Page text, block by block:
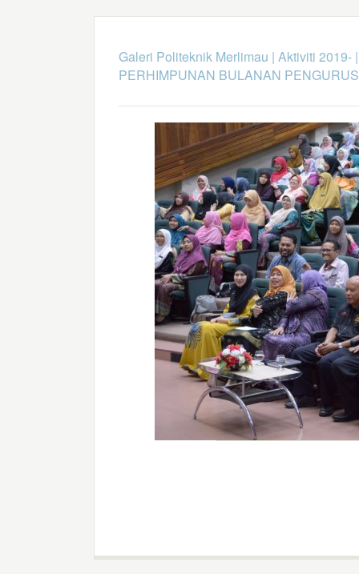
Galeri Politeknik Merlimau | Aktiviti 2019-
PERHIMPUNAN BULANAN